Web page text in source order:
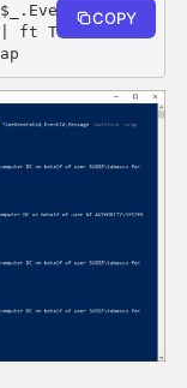
-in
ft TimeGenera
COPY